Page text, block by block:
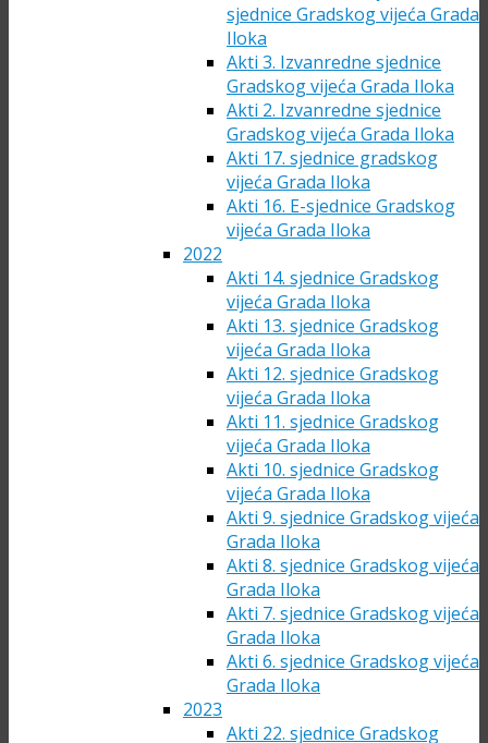
sjednice Gradskog vijeća Grada
Iloka
Akti 3. Izvanredne sjednice
Gradskog vijeća Grada Iloka
Akti 2. Izvanredne sjednice
Gradskog vijeća Grada Iloka
Akti 17. sjednice gradskog
vijeća Grada Iloka
Akti 16. E-sjednice Gradskog
vijeća Grada Iloka
2022
Akti 14. sjednice Gradskog
vijeća Grada Iloka
Akti 13. sjednice Gradskog
vijeća Grada Iloka
Akti 12. sjednice Gradskog
vijeća Grada Iloka
Akti 11. sjednice Gradskog
vijeća Grada Iloka
Akti 10. sjednice Gradskog
vijeća Grada Iloka
Akti 9. sjednice Gradskog vijeća
Grada Iloka
Akti 8. sjednice Gradskog vijeća
Grada Iloka
Akti 7. sjednice Gradskog vijeća
Grada Iloka
Akti 6. sjednice Gradskog vijeća
Grada Iloka
2023
Akti 22. sjednice Gradskog